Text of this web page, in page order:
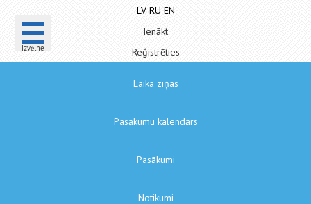
Izvēlne
LV RU EN
Ienākt
Reģistrēties
Laika ziņas
Pasākumu kalendārs
Pasākumi
Notikumi